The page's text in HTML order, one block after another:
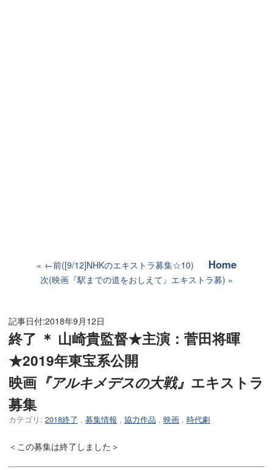
←前([9/12]NHKのエキストラ募集☆10) Home
次(映画『駅までの道をおしえて』エキストラ募)
記事日付:2018年9月12日
終了 ＊ 山崎貴監督★主演：菅田将暉
★2019年東宝系公開
映画 『アルキメデスの大戦』 エキストラ
募集
カテゴリ: 2018終了 , 募集情報 , 協力作品 , 映画 , 時代劇
＜この募集は終了しました＞